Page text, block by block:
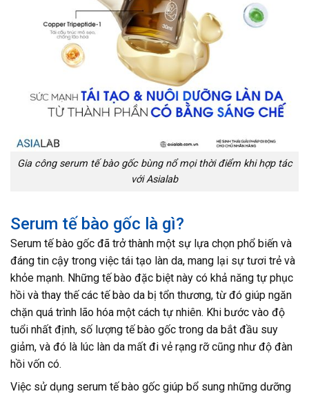
Gia công serum tế bào gốc bùng nổ mọi thời điểm khi hợp tác
với Asialab
Serum tế bào gốc là gì?
Serum tế bào gốc đã trở thành một sự lựa chọn phổ biến và
đáng tin cậy trong việc tái tạo làn da, mang lại sự tươi trẻ và
khỏe mạnh. Những tế bào đặc biệt này có khả năng tự phục
hồi và thay thế các tế bào da bị tổn thương, từ đó giúp ngăn
chặn quá trình lão hóa một cách tự nhiên. Khi bước vào độ
tuổi nhất định, số lượng tế bào gốc trong da bắt đầu suy
giảm, và đó là lúc làn da mất đi vẻ rạng rỡ cũng như độ đàn
hồi vốn có.
Việc sử dụng serum tế bào gốc giúp bổ sung những dưỡng